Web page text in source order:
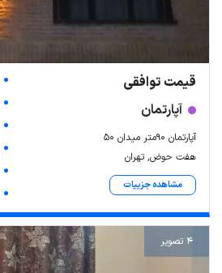
قیمت توافقی
آپارتمان
آپارتمان 90متر میدان 50
هفت حوض, تهران
مشاهده جزییات
4 تصویر